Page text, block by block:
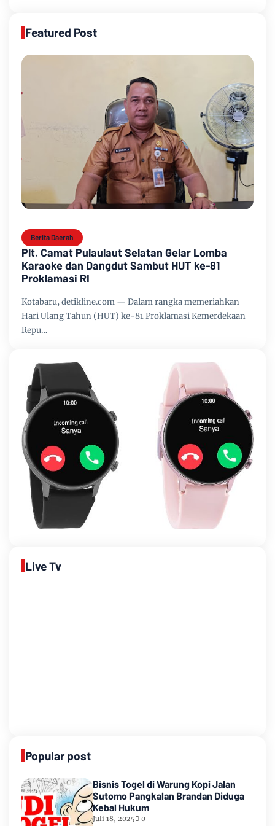
Featured Post
Berita Daerah
Plt. Camat Pulaulaut Selatan Gelar Lomba
Karaoke dan Dangdut Sambut HUT ke-81
Proklamasi RI
Kotabaru, detikline.com — Dalam rangka memeriahkan
Hari Ulang Tahun (HUT) ke-81 Proklamasi Kemerdekaan
Repu…
Live Tv
Popular post
Bisnis Togel di Warung Kopi Jalan
Sutomo Pangkalan Brandan Diduga
Kebal Hukum
Juli 18, 2025 0